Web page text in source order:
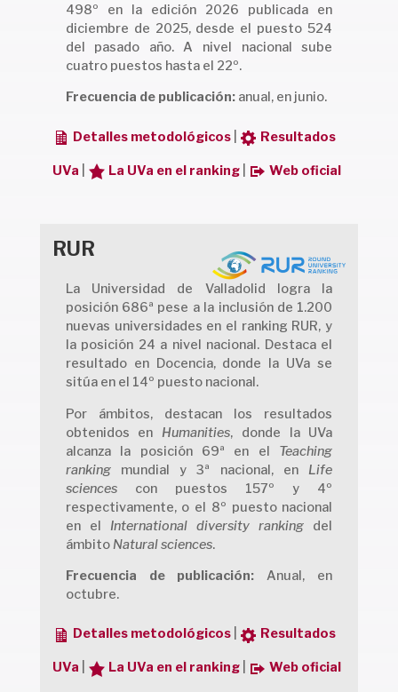
498º en la edición 2026 publicada en
diciembre de 2025, desde el puesto 524
del pasado año. A nivel nacional sube
cuatro puestos hasta el 22º.
Frecuencia de publicación:anual, en junio.
Detalles metodológicos Resultados
UVa La UVa en el ranking Web oficial
RUR
La Universidad de Valladolid logra la
posición 686ª pese a la inclusión de 1.200
nuevas universidades en el ranking RUR, y
la posición 24 a nivel nacional. Destaca el
resultado en Docencia, donde la UVa se
sitúa en el 14º puesto nacional.
Por ámbitos, destacan los resultados
obtenidos enHumanities, donde la UVa
alcanza la posición 69ª en el Teaching
rankingmundial y 3ª nacional, en Life
sciencescon puestos 157º y 4º
respectivamente, o el 8º puesto nacional
en el International diversity ranking del
ámbitoNatural sciences.
Frecuencia de publicación: Anual, en
octubre.
Detalles metodológicos Resultados
UVa La UVa en el ranking Web oficial